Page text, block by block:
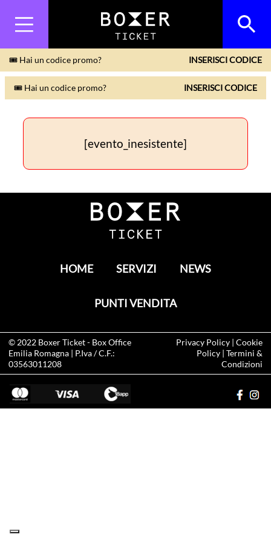
🎟 Hai un codice promo? INSERISCI CODICE
🎟 Hai un codice promo? INSERISCI CODICE
[evento_inesistente]
HOME SERVIZI NEWS
PUNTI VENDITA
© 2022 Boxer Ticket- Box Office
Emilia Romagna | P.Iva / C.F.:
03563011208
Privacy Policy| Cookie
Policy| Termini &
Condizioni